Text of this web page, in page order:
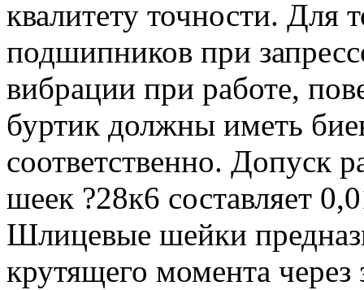
квалитету точности. Для
подшипников при
вибрации при работе,
буртик должны иметь
соответственно. Допуск
шеек ?28к6 составляет
Шлицевые шейки
крутящего момента через